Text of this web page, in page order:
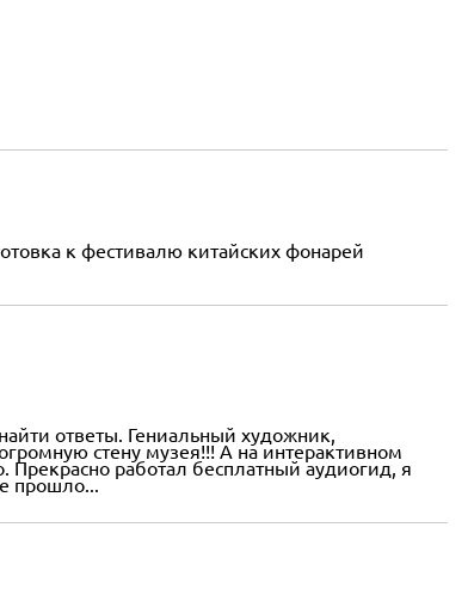
к фестивалю китайских фонарей
ответы. Гениальный художник,
стену музея!!! А на интерактивном
Прекрасно работал бесплатный аудиогид, я
прошло...